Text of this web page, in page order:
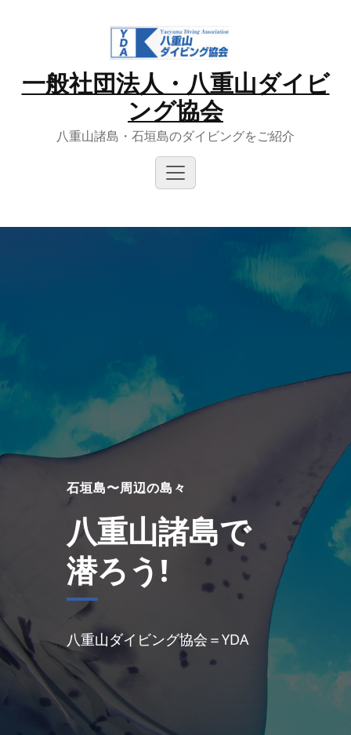
一般社団法人・八重山ダイビ
ング協会
八重山諸島・石垣島のダイビングをご紹介
石垣島〜周辺の島々
八重山諸島で
潜ろう!
八重山ダイビング協会＝YDA